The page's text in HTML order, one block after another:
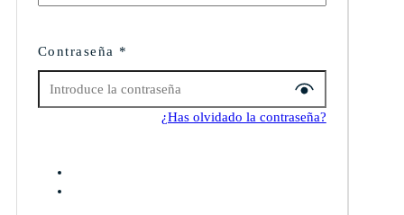
Contraseña *
¿Has olvidado la contraseña?